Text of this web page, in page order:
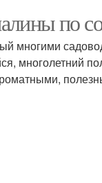
по
многими
многолетний